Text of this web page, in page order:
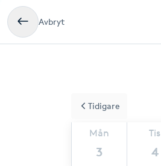
Avbryt
Mån
3
Tis
4
Tidigare